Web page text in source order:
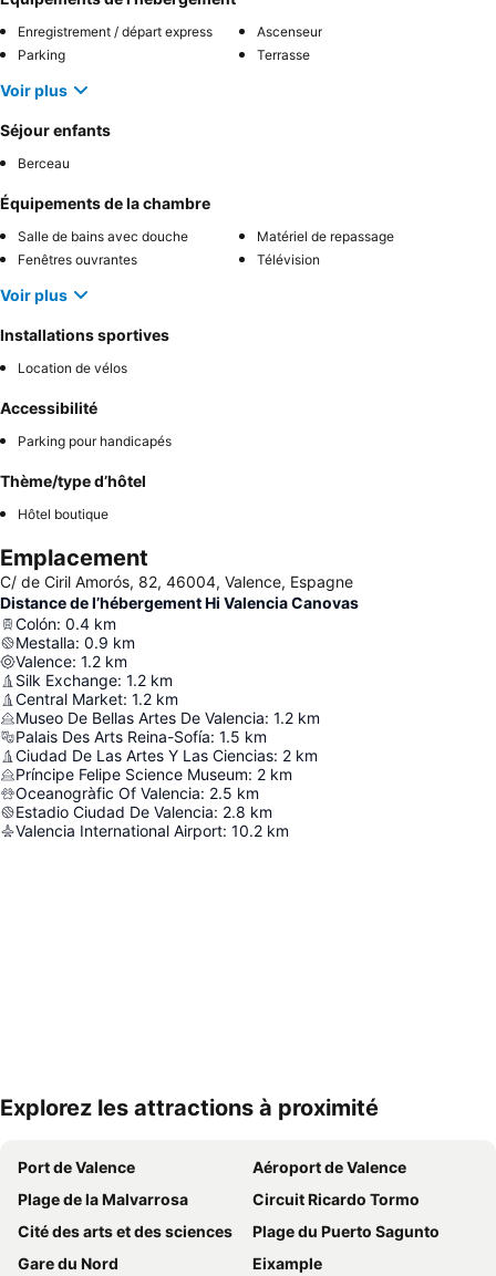
Enregistrement / départ express
Ascenseur
Parking
Terrasse
Voir plus
Séjour enfants
Berceau
Équipements de la chambre
Salle de bains avec douche
Matériel de repassage
Fenêtres ouvrantes
Télévision
Voir plus
Installations sportives
Location de vélos
Accessibilité
Parking pour handicapés
Thème/type d’hôtel
Hôtel boutique
Emplacement
C/ de Ciril Amorós, 82, 46004, Valence, Espagne
Distance de l’hébergement Hi Valencia Canovas
Colón: 0.4 km
Mestalla: 0.9 km
Valence: 1.2 km
Silk Exchange: 1.2 km
Central Market: 1.2 km
Museo De Bellas Artes De Valencia: 1.2 km
Palais Des Arts Reina-Sofía: 1.5 km
Ciudad De Las Artes Y Las Ciencias: 2 km
Príncipe Felipe Science Museum: 2 km
Oceanogràfic Of Valencia: 2.5 km
Estadio Ciudad De Valencia: 2.8 km
Valencia International Airport: 10.2 km
Explorez les attractions à proximité
Port de Valence
Aéroport de Valence
Plage de la Malvarrosa
Circuit Ricardo Tormo
Cité des arts et des sciences
Plage du Puerto Sagunto
Gare du Nord
Eixample